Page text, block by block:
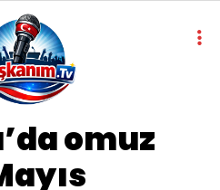
omuz